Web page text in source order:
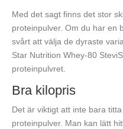
Med det sagt finns det stor
proteinpulver. Om du har en
svårt att välja de dyraste
Star Nutrition Whey-80
proteinpulvret.
Bra kilopris
Det är viktigt att inte bara
proteinpulver. Man kan lätt